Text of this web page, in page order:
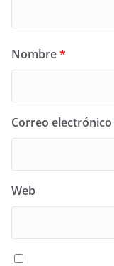
Nombre*
Correo electrónico
Web